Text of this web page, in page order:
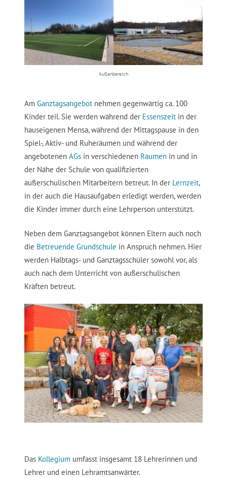
Außenbereich
Am Ganztagsangebot nehmen gegenwärtig ca. 100
Kinder teil. Sie werden während der Essenszeit in der
hauseigenen Mensa, während der Mittagspause in den
Spiel-, Aktiv- und Ruheräumen und während der
angebotenen AGs in verschiedenen Räumen in und in
der Nähe der Schule von qualifizierten
außerschulischen Mitarbeitern betreut. In der Lernzeit,
in der auch die Hausaufgaben erledigt werden, werden
die Kinder immer durch eine Lehrperson unterstützt.
Neben dem Ganztagsangebot können Eltern auch noch
die Betreuende Grundschule in Anspruch nehmen. Hier
werden Halbtags- und Ganztagsschüler sowohl vor, als
auch nach dem Unterricht von außerschulischen
Kräften betreut.
Das Kollegium umfasst insgesamt 18 Lehrerinnen und
Lehrer und einen Lehramtsanwärter.